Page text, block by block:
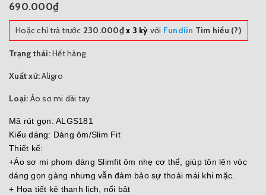
690.000₫
Hoặc chỉ trả trước 230.000₫x 3 kỳ với Fundiin Tìm hiểu (?)
Trạng thái:Hết hàng
Xuất xứ:Aligro
Loại: Áo sơ mi dài tay
Mã rút gọn: ALGS181
Kiểu dáng: Dáng ôm/Slim Fit
Thiết kế:
+Áo sơ mi phom dáng Slimfit ôm nhẹ cơ thể, giúp tôn lên vóc
dáng gọn gàng nhưng vẫn đảm bảo sự thoải mái khi mặc.
+ Họa tiết kẻ thanh lịch, nổi bật